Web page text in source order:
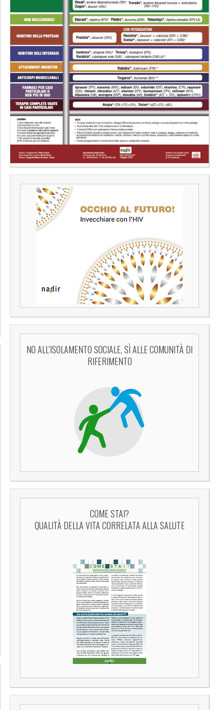
NO ALL’ISOLAMENTO SOCIALE, SÌ ALLE COMUNITÀ DI
RIFERIMENTO
COME STAI?
QUALITÀ DELLA VITA CORRELATA ALLA SALUTE